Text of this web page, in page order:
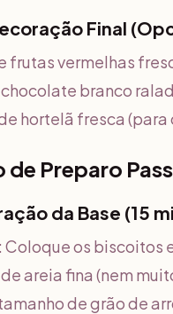
Final
frutas vermelhas
branco
hortelã fresca
de Preparo
da Base (15
: Coloque os biscoitos
areia fina (nem
de grão de